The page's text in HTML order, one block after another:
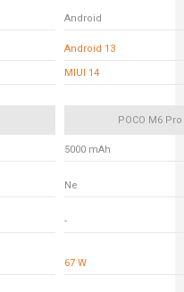
Android
Android 13
MIUI 14
POCO M6 Pro
5000 mAh
Ne
-
67 W